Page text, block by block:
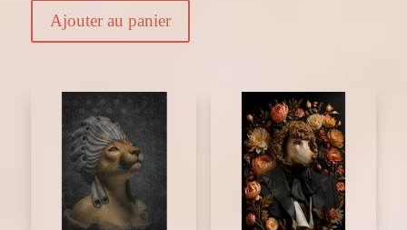
Ajouter au panier